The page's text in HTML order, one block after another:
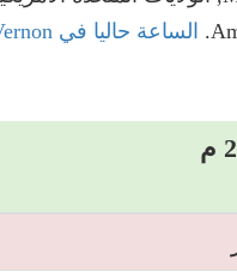
الساعة حاليا في Mount Vernon, الولايات المتحدة الأمريكية